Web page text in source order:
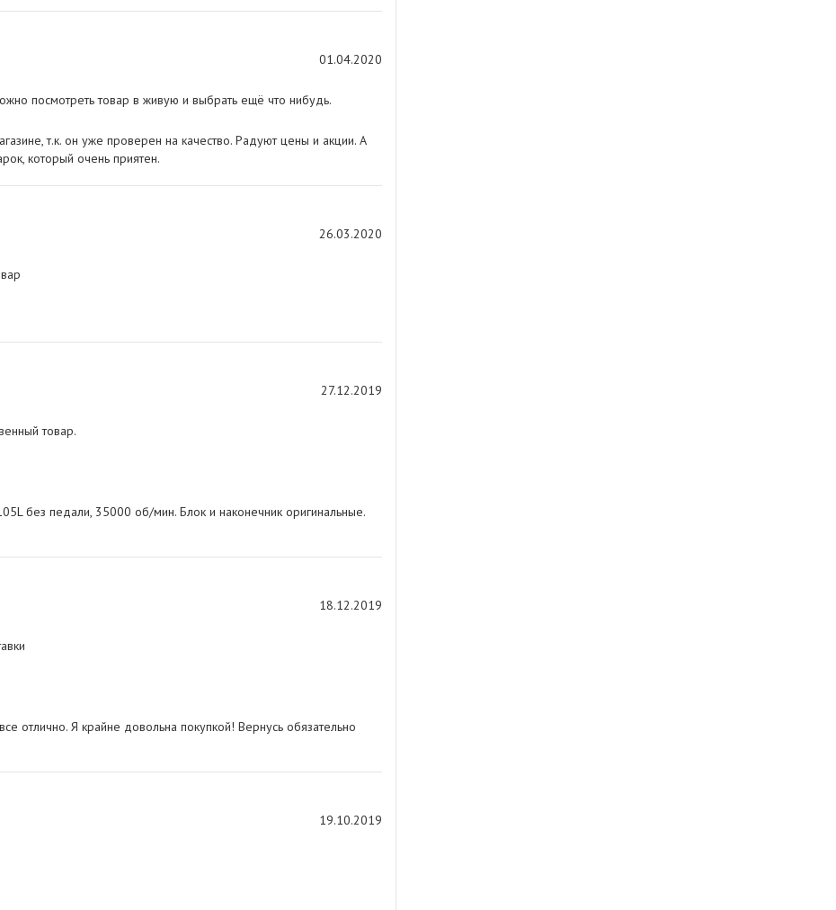
01.04.2020
посмотреть товар в живую и выбрать ещё что нибудь.
т.к. он уже проверен на качество. Радуют цены и акции. А
который очень приятен.
26.03.2020
27.12.2019
товар.
без педали, 35000 об/мин. Блок и наконечник оригинальные.
18.12.2019
отлично. Я крайне довольна покупкой! Вернусь обязательно
19.10.2019